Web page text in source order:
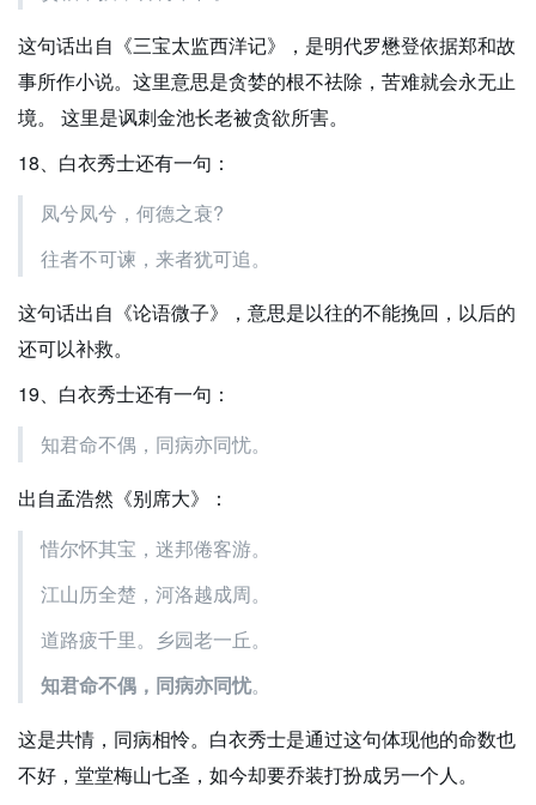
这句话出自《三宝太监西洋记》，是明代罗懋登依据郑和故
事所作小说。这里意思是贪婪的根不祛除，苦难就会永无止
境。 这里是讽刺金池长老被贪欲所害。
18、白衣秀士还有一句：
凤兮凤兮，何德之衰?
往者不可谏，来者犹可追。
这句话出自《论语微子》，意思是以往的不能挽回，以后的
还可以补救。
19、白衣秀士还有一句：
知君命不偶，同病亦同忧。
出自孟浩然《别席大》：
惜尔怀其宝，迷邦倦客游。
江山历全楚，河洛越成周。
道路疲千里。乡园老一丘。
知君命不偶，同病亦同忧。
这是共情，同病相怜。白衣秀士是通过这句体现他的命数也
不好，堂堂梅山七圣，如今却要乔装打扮成另一个人。